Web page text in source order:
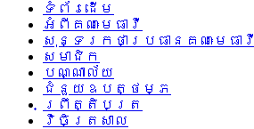
ទំព័រដើម
អំពីគណៈមេធាវី
សុន្ទរកថាប្រធានគណៈមេធាវី
សមាជិក
បណ្ណាល័យ
ជំនួយឧបត្ថម្ភ
ព្រឹត្តិបត្រ
វិចិត្រសាល